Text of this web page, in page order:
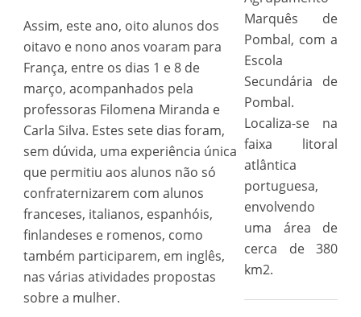
Assim, este ano, oito alunos dos
oitavo e nono anos voaram para
França, entre os dias 1 e 8 de
março, acompanhados pela
professoras Filomena Miranda e
Carla Silva. Estes sete dias foram,
sem dúvida, uma experiência única
que permitiu aos alunos não só
confraternizarem com alunos
franceses, italianos, espanhóis,
finlandeses e romenos, como
também participarem, em inglês,
nas várias atividades propostas
sobre a mulher.
Marquês de
Pombal, com a
Escola
Secundária de
Pombal.
Localiza-se na
faixa litoral
atlântica
portuguesa,
envolvendo
uma área de
cerca de 380
km2.